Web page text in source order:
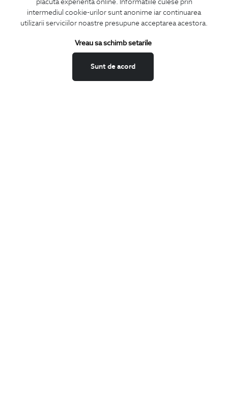
intermediul cookie-urilor sunt anonime iar continuarea
utilizarii serviciilor noastre presupune acceptarea acestora.
Sunt de acord
Vreau sa schimb setarile
Termeni si conditii
Schimburi si retur
ANPC